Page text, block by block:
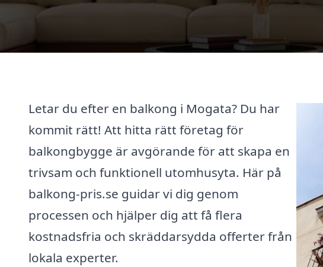
Letar du efter en balkong i Mogata? Du har
kommit rätt! Att hitta rätt företag för
balkongbygge är avgörande för att skapa en
trivsam och funktionell utomhusyta. Här på
balkong-pris.se guidar vi dig genom
processen och hjälper dig att få flera
kostnadsfria och skräddarsydda offerter från
lokala experter.